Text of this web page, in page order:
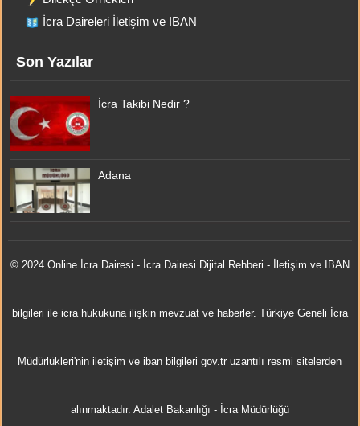
İcra Daireleri İletişim ve IBAN
Son Yazılar
İcra Takibi Nedir ?
Adana
© 2024 Online İcra Dairesi - İcra Dairesi Dijital Rehberi - İletişim ve IBAN
bilgileri ile icra hukukuna ilişkin mevzuat ve haberler. Türkiye Geneli İcra
Müdürlükleri'nin iletişim ve iban bilgileri gov.tr uzantılı resmi sitelerden
alınmaktadır. Adalet Bakanlığı - İcra Müdürlüğü